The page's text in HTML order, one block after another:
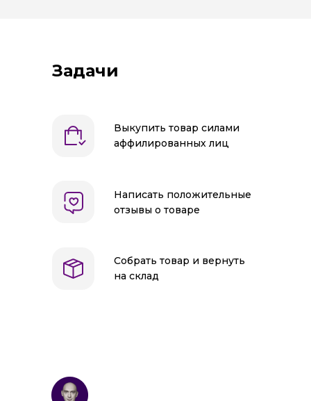
Задачи
Выкупить товар силами
аффилированных лиц
Собрать товар и вернуть
на склад
Написать положительные
отзывы о товаре